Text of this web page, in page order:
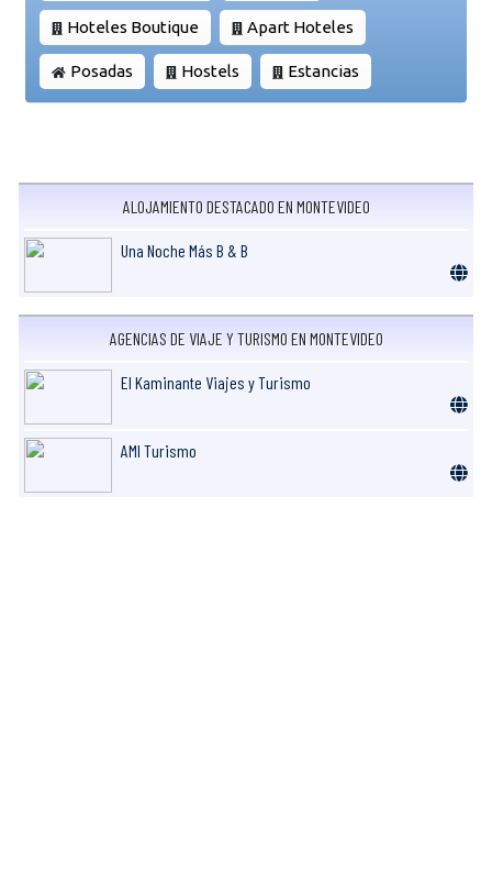
Hoteles Boutique Apart Hoteles
Posadas Hostels Estancias
ALOJAMIENTO DESTACADO EN MONTEVIDEO
Una Noche Más B & B
AGENCIAS DE VIAJE Y TURISMO EN MONTEVIDEO
El Kaminante Viajes y Turismo
AMI Turismo